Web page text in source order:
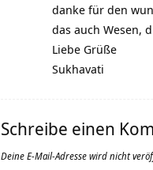
danke für den
das auch Wesen,
Liebe Grüße
Sukhavati
Schreibe einen
Deine E-Mail-Adresse wird nicht